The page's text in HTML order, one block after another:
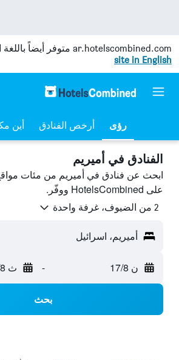
ar.hotelscombined.com متوفر أيضاً باللغة
site in English
رؤى أرخص الفنادق أين
الفنادق في أميريم
ابحث عن فنادق في أميريم من مئات
على HotelsCombined ووفّر.
2 من الضيوف، غرفة واحدة
أميريم، اسرائيل
ن 17/8 - ث 18/8
بحث